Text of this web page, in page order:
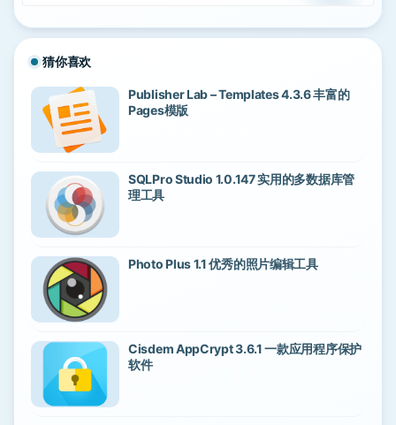
猜你喜欢
Publisher Lab – Templates 4.3.6 丰富的
Pages模版
SQLPro Studio 1.0.147 实用的多数据库管
理工具
Photo Plus 1.1 优秀的照片编辑工具
Cisdem AppCrypt 3.6.1 一款应用程序保护
软件